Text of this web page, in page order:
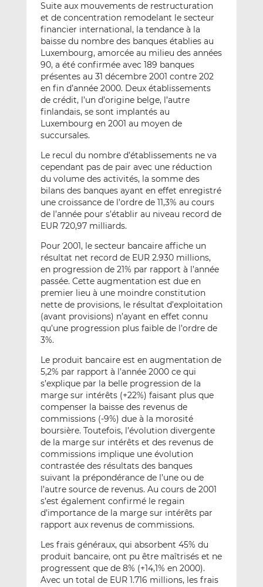
Suite aux mouvements de restructuration
et de concentration remodelant le secteur
financier international, la tendance à la
baisse du nombre des banques établies au
Luxembourg, amorcée au milieu des années
90, a été confirmée avec 189 banques
présentes au 31 décembre 2001 contre 202
en fin d’année 2000. Deux établissements
de crédit, l’un d’origine belge, l’autre
finlandais, se sont implantés au
Luxembourg en 2001 au moyen de
succursales.
Le recul du nombre d’établissements ne va
cependant pas de pair avec une réduction
du volume des activités, la somme des
bilans des banques ayant en effet enregistré
une croissance de l’ordre de 11,3% au cours
de l’année pour s’établir au niveau record de
EUR 720,97 milliards.
Pour 2001, le secteur bancaire affiche un
résultat net record de EUR 2.930 millions,
en progression de 21% par rapport à l’année
passée. Cette augmentation est due en
premier lieu à une moindre constitution
nette de provisions, le résultat d’exploitation
(avant provisions) n’ayant en effet connu
qu’une progression plus faible de l’ordre de
3%.
Le produit bancaire est en augmentation de
5,2% par rapport à l’année 2000 ce qui
s’explique par la belle progression de la
marge sur intérêts (+22%) faisant plus que
compenser la baisse des revenus de
commissions (-9%) due à la morosité
boursière. Toutefois, l’évolution divergente
de la marge sur intérêts et des revenus de
commissions implique une évolution
contrastée des résultats des banques
suivant la prépondérance de l’une ou de
l’autre source de revenus. Au cours de 2001
s’est également confirmé le regain
d’importance de la marge sur intérêts par
rapport aux revenus de commissions.
Les frais généraux, qui absorbent 45% du
produit bancaire, ont pu être maîtrisés et ne
progressent que de 8% (+14,1% en 2000).
Avec un total de EUR 1.716 millions, les frais